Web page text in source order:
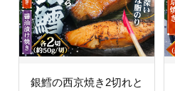
銀鱈の西京焼き2切れと